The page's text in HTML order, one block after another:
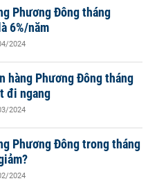
Phương Đông tháng
6%/năm
2024
hàng Phương Đông tháng
đi ngang
2024
Phương Đông trong tháng
2024